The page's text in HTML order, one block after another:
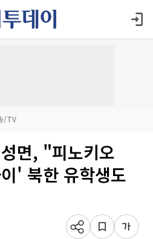
/TV
면, "피노키오
' 북한 유학생도